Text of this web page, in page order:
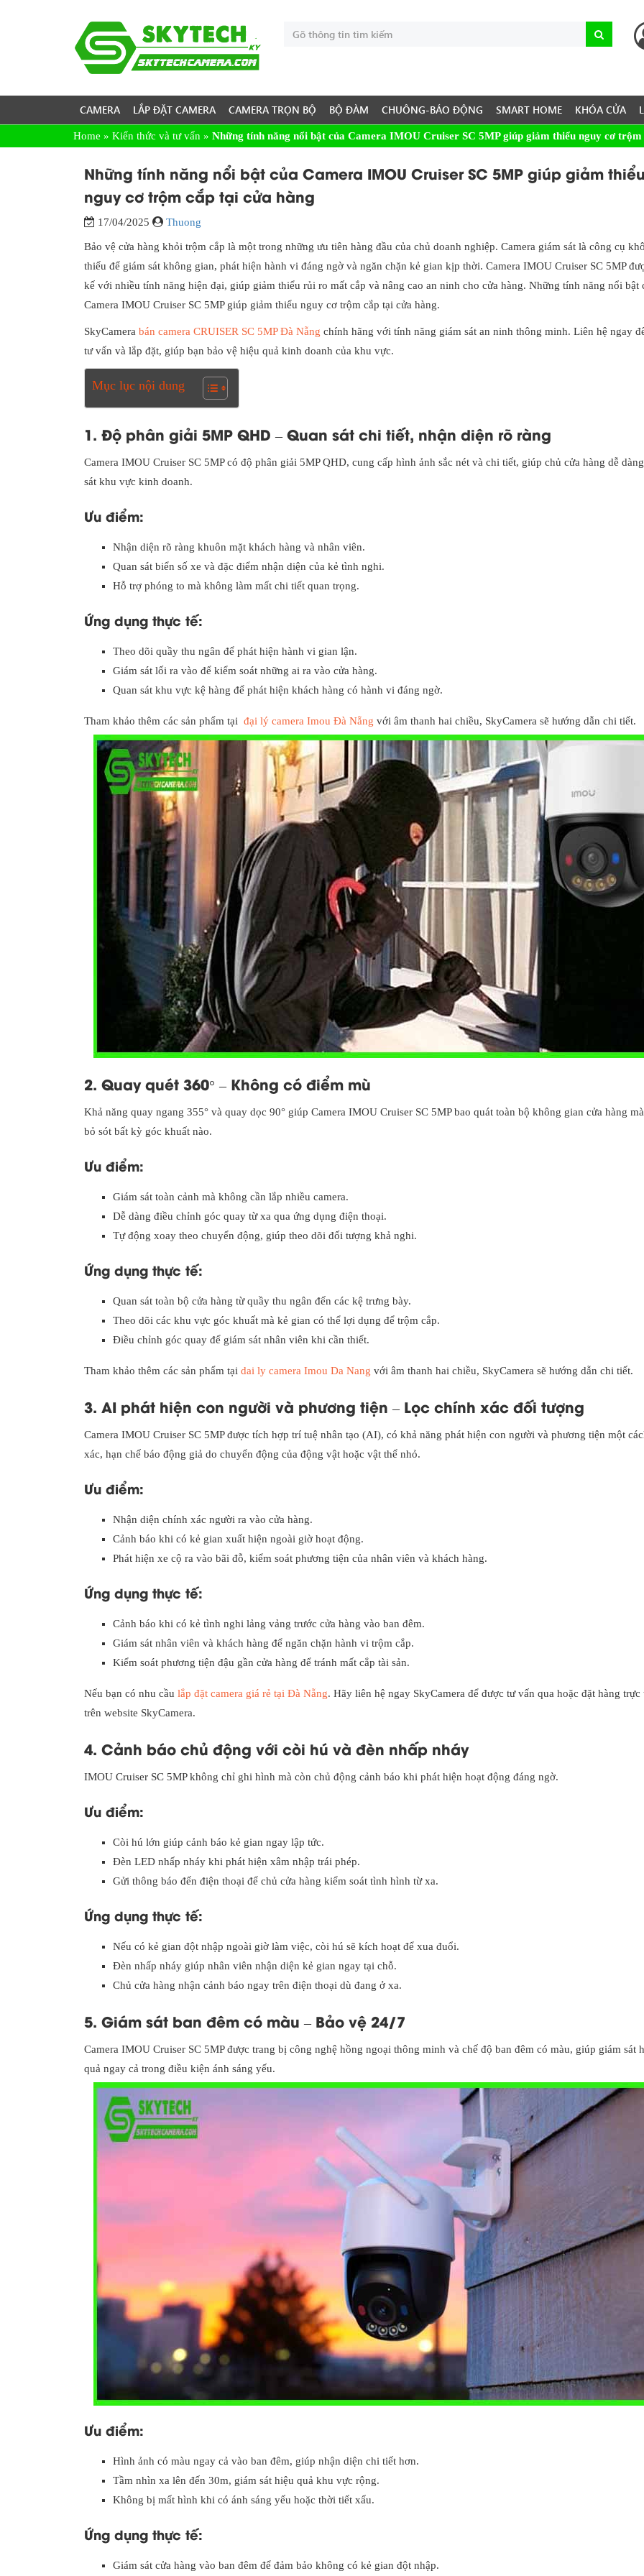
CAMERA LẮP ĐẶT CAMERA CAMERA TRỌN BỘ BỘ ĐÀM CHUÔNG-BÁO ĐỘNG SMART HOME KHÓA CỬA
Home » Kiến thức và tư vấn » Những tính năng nổi bật của Camera IMOU Cruiser SC 5MP giúp giảm thiểu nguy cơ
Những tính năng nổi bật của Camera IMOU Cruiser SC 5MP giúp giảm
nguy cơ trộm cắp tại cửa hàng
17/04/2025 Thuong
Bảo vệ cửa hàng khỏi trộm cắp là một trong những ưu tiên hàng đầu của chủ doanh nghiệp. Camera giám sát là công cụ
thiếu để giám sát không gian, phát hiện hành vi đáng ngờ và ngăn chặn kẻ gian kịp thời. Camera IMOU Cruiser SC 5MP
kế với nhiều tính năng hiện đại, giúp giảm thiểu rủi ro mất cắp và nâng cao an ninh cho cửa hàng. Những tính năng nổi bật
Camera IMOU Cruiser SC 5MP giúp giảm thiểu nguy cơ trộm cắp tại cửa hàng.
SkyCamera bán camera CRUISER SC 5MP Đà Nẵng chính hãng với tính năng giám sát an ninh thông minh. Liên hệ ngay
tư vấn và lắp đặt, giúp bạn bảo vệ hiệu quả kinh doanh của khu vực.
Mục lục nội dung
1. Độ phân giải 5MP QHD – Quan sát chi tiết, nhận diện rõ ràng
Camera IMOU Cruiser SC 5MP có độ phân giải 5MP QHD, cung cấp hình ảnh sắc nét và chi tiết, giúp chủ cửa hàng dễ
sát khu vực kinh doanh.
Ưu điểm:
Nhận diện rõ ràng khuôn mặt khách hàng và nhân viên.
Quan sát biển số xe và đặc điểm nhận diện của kẻ tình nghi.
Hỗ trợ phóng to mà không làm mất chi tiết quan trọng.
Ứng dụng thực tế:
Theo dõi quầy thu ngân để phát hiện hành vi gian lận.
Giám sát lối ra vào để kiểm soát những ai ra vào cửa hàng.
Quan sát khu vực kệ hàng để phát hiện khách hàng có hành vi đáng ngờ.
Tham khảo thêm các sản phẩm tại đại lý camera Imou Đà Nẵng với âm thanh hai chiều, SkyCamera sẽ hướng dẫn chi tiết.
2. Quay quét 360° – Không có điểm mù
Khả năng quay ngang 355° và quay dọc 90° giúp Camera IMOU Cruiser SC 5MP bao quát toàn bộ không gian cửa hàng
bỏ sót bất kỳ góc khuất nào.
Ưu điểm:
Giám sát toàn cảnh mà không cần lắp nhiều camera.
Dễ dàng điều chỉnh góc quay từ xa qua ứng dụng điện thoại.
Tự động xoay theo chuyển động, giúp theo dõi đối tượng khả nghi.
Ứng dụng thực tế:
Quan sát toàn bộ cửa hàng từ quầy thu ngân đến các kệ trưng bày.
Theo dõi các khu vực góc khuất mà kẻ gian có thể lợi dụng để trộm cắp.
Điều chỉnh góc quay để giám sát nhân viên khi cần thiết.
Tham khảo thêm các sản phẩm tại dai ly camera Imou Da Nang với âm thanh hai chiều, SkyCamera sẽ hướng dẫn chi tiết.
3. AI phát hiện con người và phương tiện – Lọc chính xác đối tượng
Camera IMOU Cruiser SC 5MP được tích hợp trí tuệ nhân tạo (AI), có khả năng phát hiện con người và phương tiện một
xác, hạn chế báo động giả do chuyển động của động vật hoặc vật thể nhỏ.
Ưu điểm:
Nhận diện chính xác người ra vào cửa hàng.
Cảnh báo khi có kẻ gian xuất hiện ngoài giờ hoạt động.
Phát hiện xe cộ ra vào bãi đỗ, kiểm soát phương tiện của nhân viên và khách hàng.
Ứng dụng thực tế:
Cảnh báo khi có kẻ tình nghi lảng vảng trước cửa hàng vào ban đêm.
Giám sát nhân viên và khách hàng để ngăn chặn hành vi trộm cắp.
Kiểm soát phương tiện đậu gần cửa hàng để tránh mất cắp tài sản.
Nếu bạn có nhu cầu lắp đặt camera giá rẻ tại Đà Nẵng. Hãy liên hệ ngay SkyCamera để được tư vấn qua hoặc đặt hàng trực
trên website SkyCamera.
4. Cảnh báo chủ động với còi hú và đèn nhấp nháy
IMOU Cruiser SC 5MP không chỉ ghi hình mà còn chủ động cảnh báo khi phát hiện hoạt động đáng ngờ.
Ưu điểm:
Còi hú lớn giúp cảnh báo kẻ gian ngay lập tức.
Đèn LED nhấp nháy khi phát hiện xâm nhập trái phép.
Gửi thông báo đến điện thoại để chủ cửa hàng kiểm soát tình hình từ xa.
Ứng dụng thực tế:
Nếu có kẻ gian đột nhập ngoài giờ làm việc, còi hú sẽ kích hoạt để xua đuổi.
Đèn nhấp nháy giúp nhân viên nhận diện kẻ gian ngay tại chỗ.
Chủ cửa hàng nhận cảnh báo ngay trên điện thoại dù đang ở xa.
5. Giám sát ban đêm có màu – Bảo vệ 24/7
Camera IMOU Cruiser SC 5MP được trang bị công nghệ hồng ngoại thông minh và chế độ ban đêm có màu, giúp giám sát
quả ngay cả trong điều kiện ánh sáng yếu.
Ưu điểm:
Hình ảnh có màu ngay cả vào ban đêm, giúp nhận diện chi tiết hơn.
Tầm nhìn xa lên đến 30m, giám sát hiệu quả khu vực rộng.
Không bị mất hình khi có ánh sáng yếu hoặc thời tiết xấu.
Ứng dụng thực tế:
Giám sát cửa hàng vào ban đêm để đảm bảo không có kẻ gian đột nhập.